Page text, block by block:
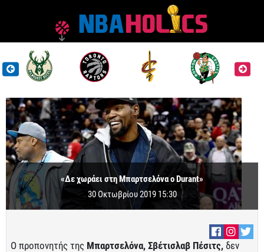
«Δε χωράει στη Μπαρτσελόνα ο Durant»
30 Οκτωβρίου 2019 15:30
Ο προπονητής της Μπαρτσελόνα, Σβέτισλαβ Πέσιτς, δεν